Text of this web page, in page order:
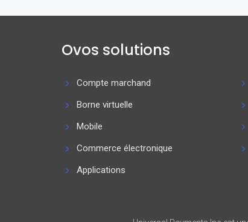
Ovos solutions
Compte marchand
Borne virtuelle
Mobile
Commerce électronique
Applications